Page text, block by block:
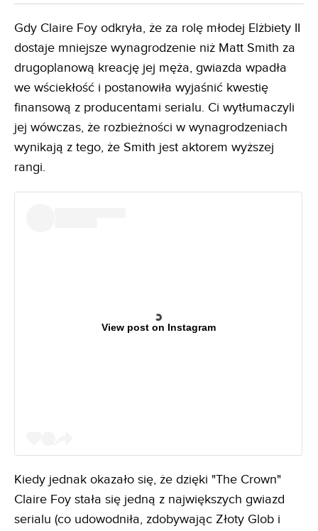
Gdy Claire Foy odkryła, że za rolę młodej Elżbiety II
dostaje mniejsze wynagrodzenie niż Matt Smith za
drugoplanową kreację jej męża, gwiazda wpadła
we wściekłość i postanowiła wyjaśnić kwestię
finansową z producentami serialu. Ci wytłumaczyli
jej wówczas, że rozbieżności w wynagrodzeniach
wynikają z tego, że Smith jest aktorem wyższej
rangi.
View post on Instagram
Kiedy jednak okazało się, że dzięki "The Crown"
Claire Foy stała się jedną z największych gwiazd
serialu (co udowodniła, zdobywając Złoty Glob i